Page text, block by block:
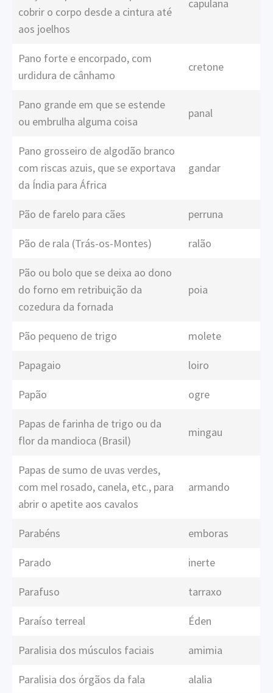
cobrir o corpo desde a cintura até
aos joelhos
capulana
Pano forte e encorpado, com
urdidura de cânhamo
cretone
Pano grande em que se estende
ou embrulha alguma coisa
panal
Pano grosseiro de algodão branco
com riscas azuis, que se exportava
da Índia para África
gandar
Pão de farelo para cães perruna
Pão de rala (Trás-os-Montes) ralão
Pão ou bolo que se deixa ao dono
do forno em retribuição da
cozedura da fornada
poia
Pão pequeno de trigo molete
Papagaio loiro
Papão ogre
Papas de farinha de trigo ou da
flor da mandioca (Brasil)
mingau
Papas de sumo de uvas verdes,
com mel rosado, canela, etc., para
abrir o apetite aos cavalos
armando
Parabéns emboras
Parado inerte
Parafuso tarraxo
Paraíso terreal Éden
Paralisia dos músculos faciais amimia
Paralisia dos órgãos da fala alalia